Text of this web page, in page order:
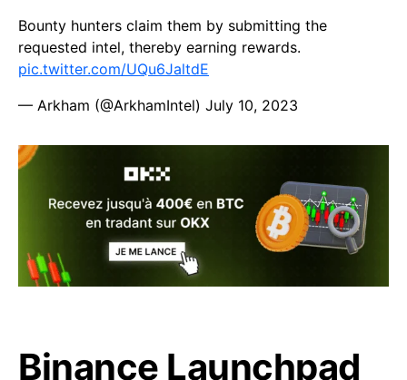
Bounty hunters claim them by submitting the
requested intel, thereby earning rewards.
pic.twitter.com/UQu6JaltdE
— Arkham (@ArkhamIntel) July 10, 2023
Binance Launchpad